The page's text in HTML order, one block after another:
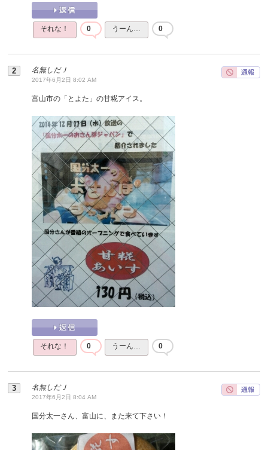
それな！ 0 うーん… 0
名無しだＪ
2017年6月2日 8:02 AM
富山市の「とよた」の甘糀アイス。
それな！ 0 うーん… 0
名無しだＪ
2017年6月2日 8:04 AM
国分太一さん、富山に、また来て下さい！